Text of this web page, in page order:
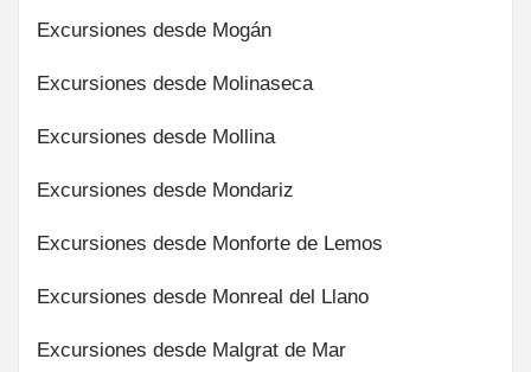
Excursiones desde Mogán
Excursiones desde Molinaseca
Excursiones desde Mollina
Excursiones desde Mondariz
Excursiones desde Monforte de Lemos
Excursiones desde Monreal del Llano
Excursiones desde Malgrat de Mar